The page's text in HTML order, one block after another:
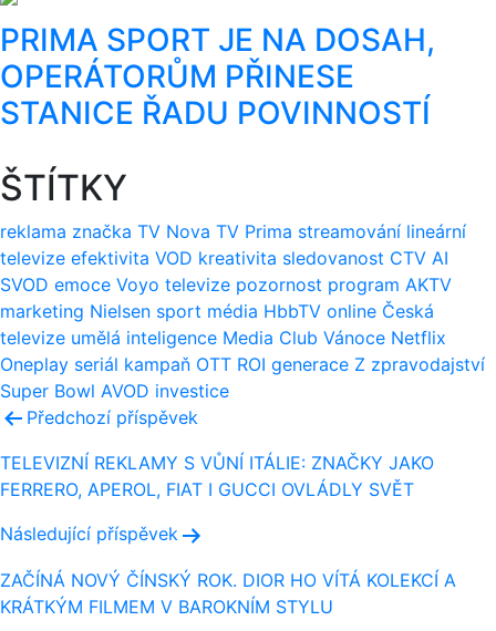
PRIMA SPORT JE NA DOSAH,
OPERÁTORŮM PŘINESE
STANICE ŘADU POVINNOSTÍ
ŠTÍTKY
reklama značka TV Nova TV Prima streamování lineární
televize efektivita VOD kreativita sledovanost CTV AI
SVOD emoce Voyo televize pozornost program AKTV
marketing Nielsen sport média HbbTV online Česká
televize umělá inteligence Media Club Vánoce Netflix
Oneplay seriál kampaň OTT ROI generace Z zpravodajství
Super Bowl AVOD investice
Navigace
pro
příspěvek
Předchozí příspěvek
TELEVIZNÍ REKLAMY S VŮNÍ ITÁLIE: ZNAČKY JAKO
FERRERO, APEROL, FIAT I GUCCI OVLÁDLY SVĚT
Následující příspěvek
ZAČÍNÁ NOVÝ ČÍNSKÝ ROK. DIOR HO VÍTÁ KOLEKCÍ A
KRÁTKÝM FILMEM V BAROKNÍM STYLU